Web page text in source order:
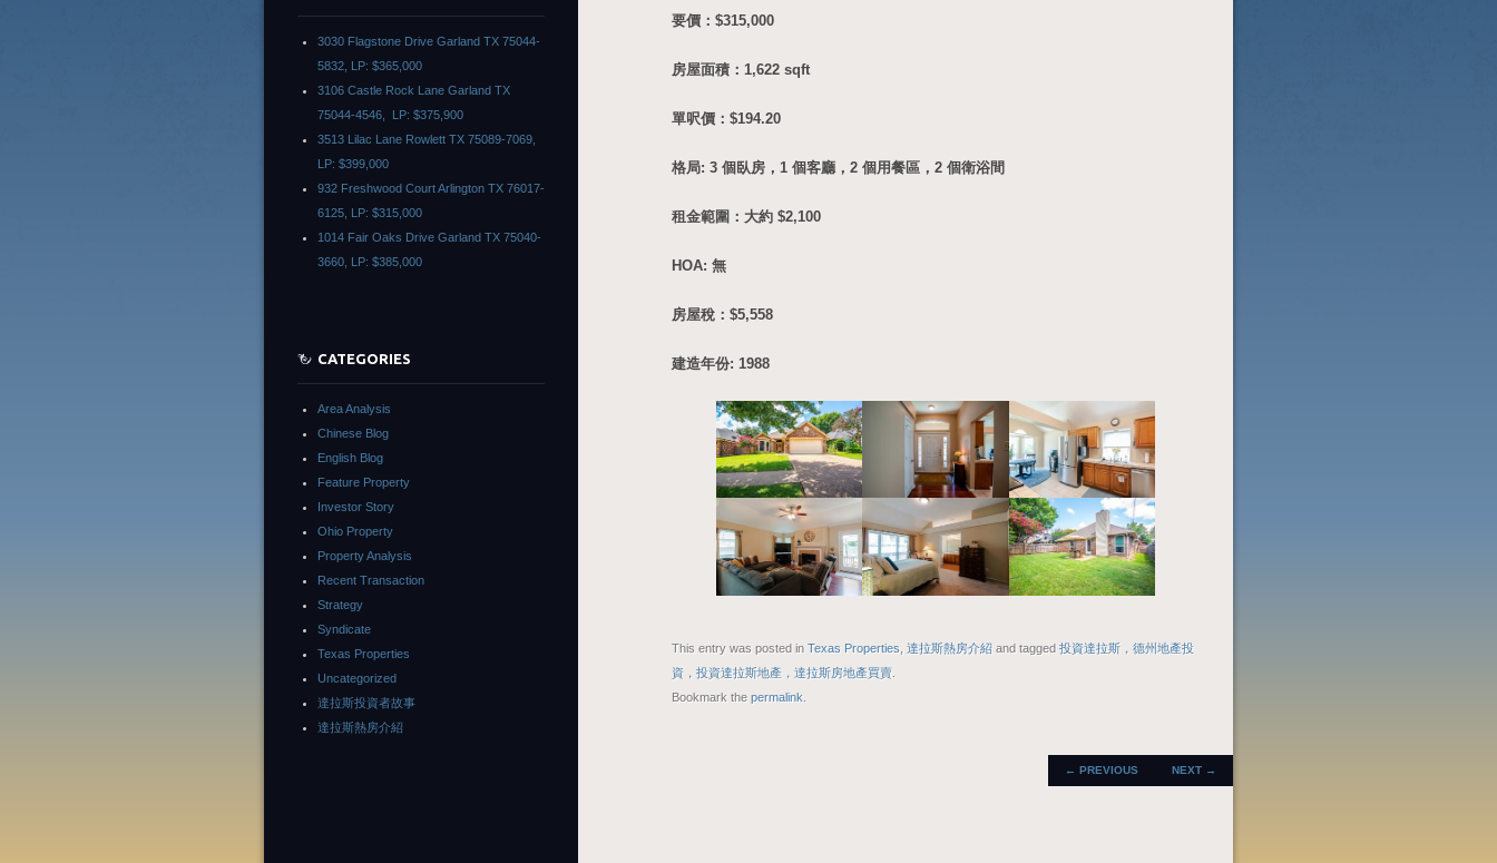
要價：$315,000
房屋面積：1,622 sqft
單呎價：$194.20
格局: 3 個臥房，1 個客廳，2 個用餐區，2 個衛浴間
租金範圍：大約 $2,100
HOA: 無
房屋稅：$5,558
建造年份: 1988
This entry was posted in Texas Properties 達拉斯熱房介紹 and tagged 投資達拉斯，德州地產投
資，投資達拉斯地產，達拉斯房地產買賣
Bookmark the permalink
POST
NAVIGATION
← PREVIOUS NEXT →
3030 Flagstone Drive Garland TX 75044-
5832, LP: $365,000
3106 Castle Rock Lane Garland TX
75044-4546, LP: $375,900
3513 Lilac Lane Rowlett TX 75089-7069,
LP: $399,000
932 Freshwood Court Arlington TX 76017-
6125, LP: $315,000
1014 Fair Oaks Drive Garland TX 75040-
3660, LP: $385,000
CATEGORIES
Area Analysis
Chinese Blog
English Blog
Feature Property
Investor Story
Ohio Property
Property Analysis
Recent Transaction
Strategy
Syndicate
Texas Properties
Uncategorized
達拉斯投資者故事
達拉斯熱房介紹